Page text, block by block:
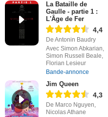
La Bataille de
Gaulle - partie 1 :
L'Âge de Fer
4,4
De Antonin Baudry
Avec Simon Abkarian,
Simon Russell Beale,
Florian Lesieur
Bande-annonce
Jim Queen
4,3
De Marco Nguyen,
Nicolas Athane